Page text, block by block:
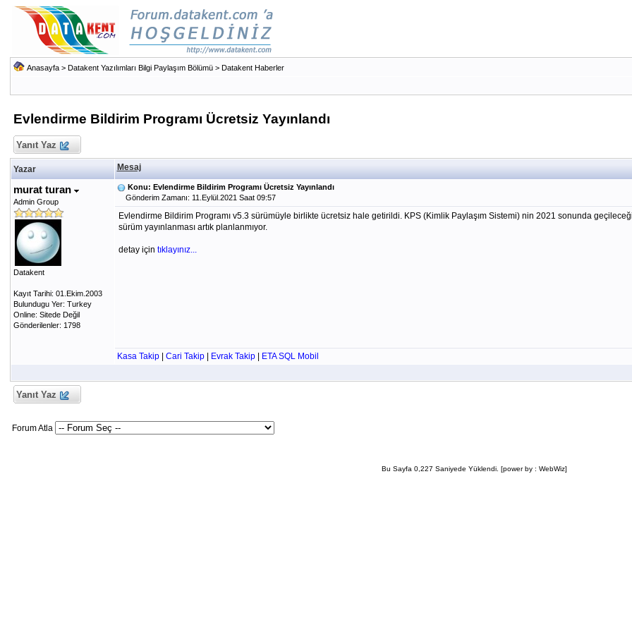
Anasayfa> Datakent Yazılımları Bilgi Paylaşım Bölümü> Datakent Haberler
Evlendirme Bildirim Programı Ücretsiz Yayınlandı
Yanıt Yaz
Yazar Mesaj
murat turan
Admin Group
Datakent
Kayıt Tarihi: 01.Ekim.2003
Bulundugu Yer: Turkey
Online: Sitede Değil
Gönderilenler: 1798
Konu: Evlendirme Bildirim Programı Ücretsiz Yayınlandı
Gönderim Zamanı: 11.Eylül.2021 Saat 09:57
Evlendirme Bildirim Programı v5.3 sürümüyle birlikte ücretsiz hale getirildi. KPS (Kimlik Paylaşım Sistemi) nin 2021 sonunda
sürüm yayınlanması artık planlanmıyor.
detay için tıklayınız...
Kasa Takip| Cari Takip| Evrak Takip| ETA SQL Mobil
Yanıt Yaz
Forum Atla
Bu Sayfa 0,227 Saniyede Yüklendi. [power by : WebWiz]